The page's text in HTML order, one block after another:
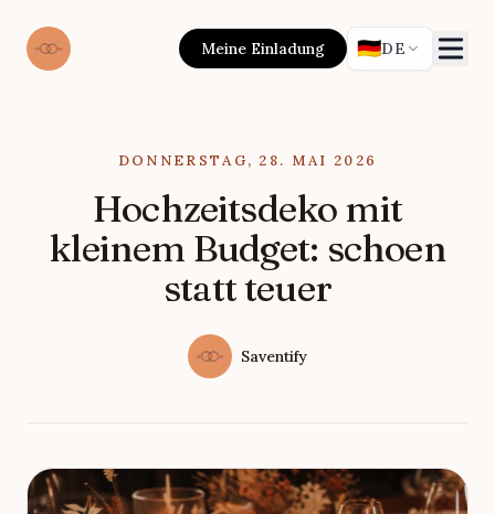
Meine Einladung 🇩🇪DE
Published onDONNERSTAG, 28. MAI 2026
Hochzeitsdeko mit
kleinem Budget: schoen
statt teuer
Name
Saventify